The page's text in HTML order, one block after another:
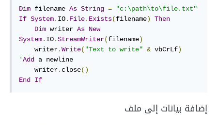
Dim filename As String =
"c:\path\to\file.txt"
If System. IO. File. Exists(filename)
Then
Dim writer As New
System. IO.StreamWriter(filename)
    writer
.Write( "Text to write" & vbCrLf)
'Add
a newline
    writer
. close()
End
If
إضافة بيانات إلى ملف